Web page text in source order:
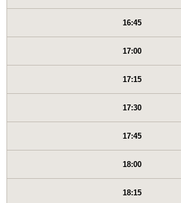
16:45
17:00
17:15
17:30
17:45
18:00
18:15